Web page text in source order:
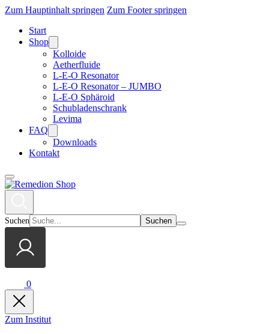
Zum Hauptinhalt springen Zum Footer springen
Start
Shop
Kolloide
Aetherfluide
L-E-O Resonator
L-E-O Resonator – JUMBO
L-E-O Sphäroid
Schubladenschrank
Levima
FAQ
Downloads
Kontakt
Suchen
0
Zum Institut